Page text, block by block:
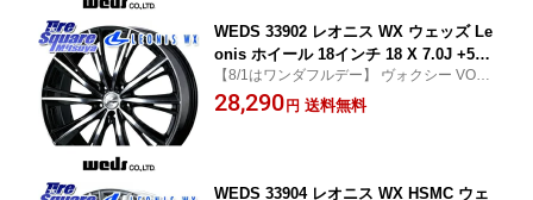
ク レヴ
WEDS 33902 レオニス WX ウェッズ Le
onis ホイール 18インチ 18 X 7.0J +53
5穴 114.3 ホイールのみ 1本価格 80系ノ
ア/ヴォクシー 60系プリウス E52エルグ
ク レヴ
【8/1はワンダフルデー】 ヴォクシー VOXY
ノア NOAH プリウス・プリウスPHV エル
グランド 日産
28,290円 送料無料
WEDS 33904 レオニス WX HSMC ウェ